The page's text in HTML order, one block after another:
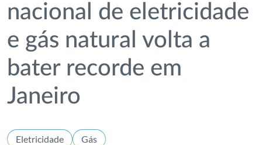
nacional de eletricidade
e gás natural volta a
bater recorde em
Janeiro
Eletricidade
Gás